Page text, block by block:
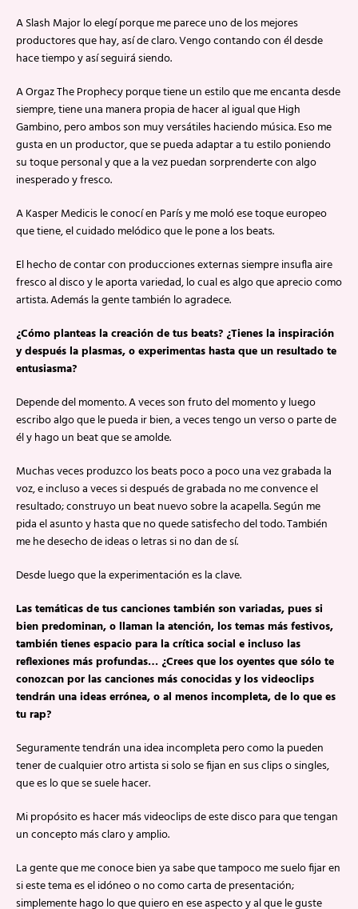
A Slash Major lo elegí porque me parece uno de los mejores
productores que hay, así de claro. Vengo contando con él desde
hace tiempo y así seguirá siendo.
A Orgaz The Prophecy porque tiene un estilo que me encanta desde
siempre, tiene una manera propia de hacer al igual que High
Gambino, pero ambos son muy versátiles haciendo música. Eso me
gusta en un productor, que se pueda adaptar a tu estilo poniendo
su toque personal y que a la vez puedan sorprenderte con algo
inesperado y fresco.
A Kasper Medicis le conocí en París y me moló ese toque europeo
que tiene, el cuidado melódico que le pone a los beats.
El hecho de contar con producciones externas siempre insufla aire
fresco al disco y le aporta variedad, lo cual es algo que aprecio como
artista. Además la gente también lo agradece.
¿Cómo planteas la creación de tus beats? ¿Tienes la inspiración
y después la plasmas, o experimentas hasta que un resultado te
entusiasma?
Depende del momento. A veces son fruto del momento y luego
escribo algo que le pueda ir bien, a veces tengo un verso o parte de
él y hago un beat que se amolde.
Muchas veces produzco los beats poco a poco una vez grabada la
voz, e incluso a veces si después de grabada no me convence el
resultado; construyo un beat nuevo sobre la acapella. Según me
pida el asunto y hasta que no quede satisfecho del todo. También
me he desecho de ideas o letras si no dan de sí.
Desde luego que la experimentación es la clave.
Las temáticas de tus canciones también son variadas, pues si
bien predominan, o llaman la atención, los temas más festivos,
también tienes espacio para la crítica social e incluso las
reflexiones más profundas… ¿Crees que los oyentes que sólo te
conozcan por las canciones más conocidas y los videoclips
tendrán una ideas errónea, o al menos incompleta, de lo que es
tu rap?
Seguramente tendrán una idea incompleta pero como la pueden
tener de cualquier otro artista si solo se fijan en sus clips o singles,
que es lo que se suele hacer.
Mi propósito es hacer más videoclips de este disco para que tengan
un concepto más claro y amplio.
La gente que me conoce bien ya sabe que tampoco me suelo fijar en
si este tema es el idóneo o no como carta de presentación;
simplemente hago lo que quiero en ese aspecto y al que le guste